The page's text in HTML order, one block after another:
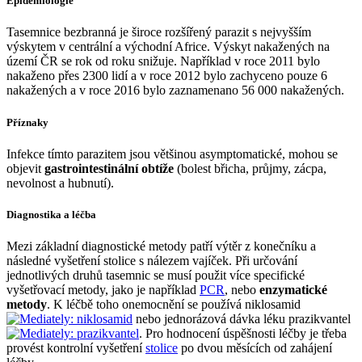
Tasemnice bezbranná je široce rozšířený parazit s nejvyšším
výskytem v centrální a východní Africe. Výskyt nakažených na
území ČR se rok od roku snižuje. Například v roce 2011 bylo
nakaženo přes 2300 lidí a v roce 2012 bylo zachyceno pouze 6
nakažených a v roce 2016 bylo zaznamenano 56 000 nakažených.
Příznaky
Infekce tímto parazitem jsou většinou asymptomatické, mohou se
objevit gastrointestinální obtíže (bolest břicha, průjmy, zácpa,
nevolnost a hubnutí).
Diagnostika a léčba
Mezi základní diagnostické metody patří výtěr z konečníku a
následné vyšetření stolice s nálezem vajíček. Při určování
jednotlivých druhů tasemnic se musí použit více specifické
vyšetřovací metody, jako je například PCR, nebo enzymatické
metody. K léčbě toho onemocnění se používá niklosamid
nebo jednorázová dávka léku prazikvantel
. Pro hodnocení úspěšnosti léčby je třeba
provést kontrolní vyšetřenístolice po dvou měsících od zahájení